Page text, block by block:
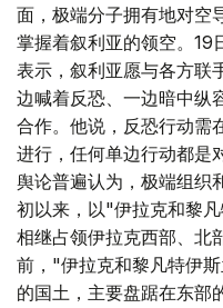
面，极端分子拥有地对空
掌握着叙利亚的领空。19
表示，叙利亚愿与各方联
边喊着反恐、一边暗中纵
合作。他说，反恐行动需
进行，任何单边行动都是
舆论普遍认为，极端组织
初以来，以"伊拉克和黎
相继占领伊拉克西部、北
前，"伊拉克和黎凡特伊
的国土，主要盘踞在东部